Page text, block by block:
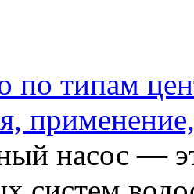
по типам
насос —